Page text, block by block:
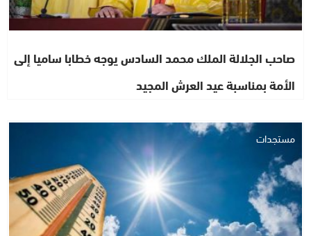
صاحب الجلالة الملك محمد السادس يوجه خطابا ساميا إلى
الأمة بمناسبة عيد العرش المجيد
مستجدات